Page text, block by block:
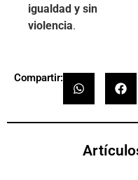
igualdad y sin
violencia.
Compartir: